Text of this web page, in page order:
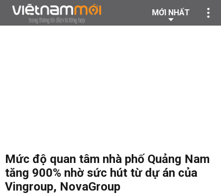
MỚI NHẤT
Mức độ quan tâm nhà phố Quảng Nam
tăng 900% nhờ sức hút từ dự án của
Vingroup, NovaGroup